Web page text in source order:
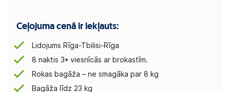
Ceļojuma cenā ir iekļauts:
Lidojums Rīga-Tbilisi-Rīga
8 naktis 3* viesnīcās ar brokastīm.
Rokas bagāža – ne smagāka par 8 kg
Bagāža līdz 23 kg